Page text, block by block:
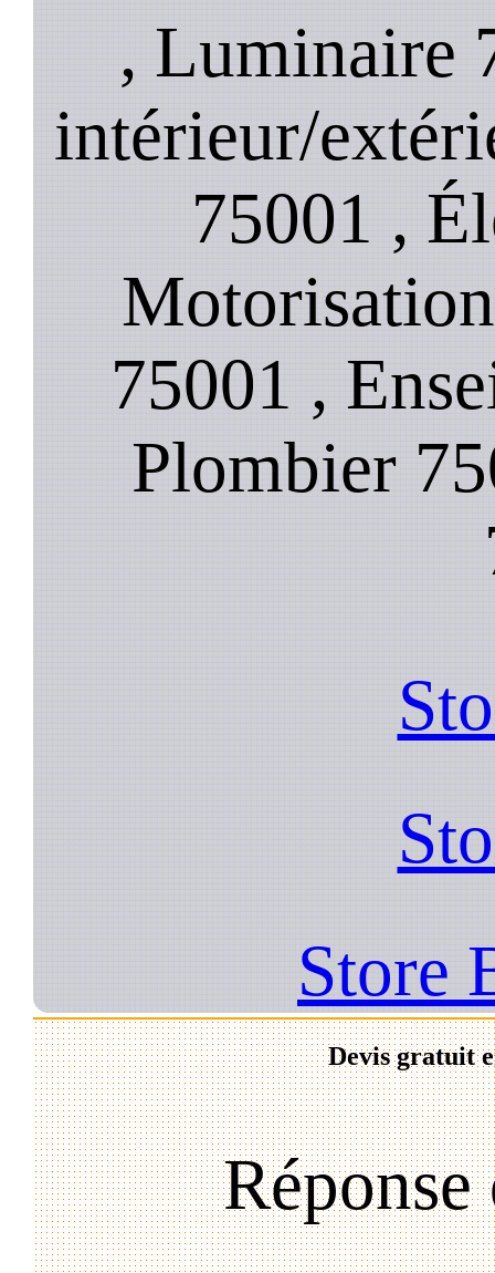
, Luminaire
intérieur/
75001 ,
75001 ,
Plombier
Store
Devis gratuit